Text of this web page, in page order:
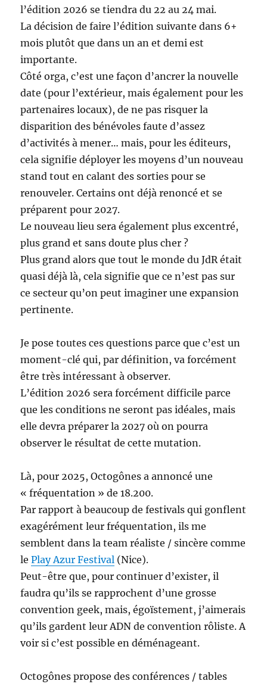
l’édition 2026 se tiendra du 22 au 24 mai.
La décision de faire l’édition suivante dans 6+
mois plutôt que dans un an et demi est
importante.
Côté orga, c’est une façon d’ancrer la nouvelle
date (pour l’extérieur, mais également pour les
partenaires locaux), de ne pas risquer la
disparition des bénévoles faute d’assez
d’activités à mener… mais, pour les éditeurs,
cela signifie déployer les moyens d’un nouveau
stand tout en calant des sorties pour se
renouveler. Certains ont déjà renoncé et se
préparent pour 2027.
Le nouveau lieu sera également plus excentré,
plus grand et sans doute plus cher ?
Plus grand alors que tout le monde du JdR était
quasi déjà là, cela signifie que ce n’est pas sur
ce secteur qu’on peut imaginer une expansion
pertinente.
Je pose toutes ces questions parce que c’est un
moment-clé qui, par définition, va forcément
être très intéressant à observer.
L’édition 2026 sera forcément difficile parce
que les conditions ne seront pas idéales, mais
elle devra préparer la 2027 où on pourra
observer le résultat de cette mutation.
Là, pour 2025, Octogônes a annoncé une
« fréquentation » de 18.200.
Par rapport à beaucoup de festivals qui gonflent
exagérément leur fréquentation, ils me
semblent dans la team réaliste / sincère comme
lePlay Azur Festival (Nice).
Peut-être que, pour continuer d’exister, il
faudra qu’ils se rapprochent d’une grosse
convention geek, mais, égoïstement, j’aimerais
qu’ils gardent leur ADN de convention rôliste. A
voir si c’est possible en déménageant.
Octogônes propose des conférences / tables